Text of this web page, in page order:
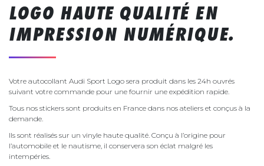
LOGO HAUTE QUALITÉ EN
IMPRESSION NUMÉRIQUE.
Votre autocollant Audi Sport Logo sera produit dans les 24h ouvrés
suivant votre commande pour une fournir une expédition rapide.
Tous nos stickers sont produits en France dans nos ateliers et conçus à la
demande.
Ils sont réalisés sur un vinyle haute qualité. Conçu à l’origine pour
l’automobile et le nautisme, il conservera son éclat malgré les
intempéries.